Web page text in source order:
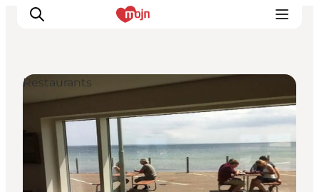
Erlebnisse
Städte und Regionen
Events
Übernachtung
Restaurants